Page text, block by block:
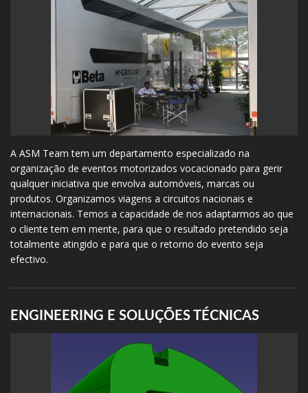
A ASM Team tem um departamento especializado na
organização de eventos motorizados vocacionado para gerir
qualquer iniciativa que envolva automóveis, marcas ou
produtos. Organizamos viagens a circuitos nacionais e
internacionais. Temos a capacidade de nos adaptarmos ao que
o cliente tem em mente, para que o resultado pretendido seja
totalmente atingido e para que o retorno do evento seja
efectivo.
ENGINEERING E SOLUÇÕES TÉCNICAS